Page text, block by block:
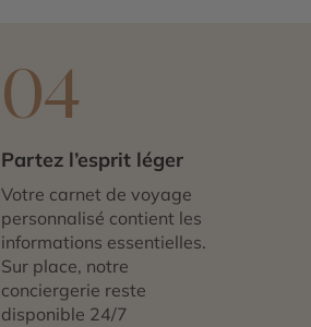
04
Partez l’esprit léger
Votre carnet de voyage
personnalisé contient les
informations essentielles.
Sur place, notre
conciergerie reste
disponible 24/7